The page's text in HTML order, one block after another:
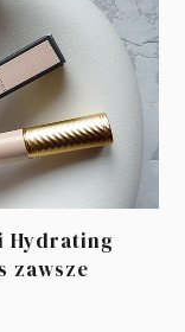
Hydrating
zawsze